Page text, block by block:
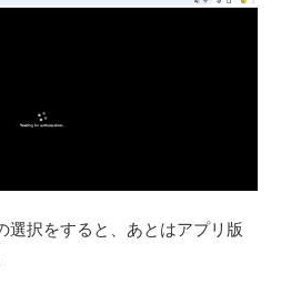
選択をすると、あとはアプリ版